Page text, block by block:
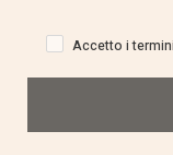
Accetto i